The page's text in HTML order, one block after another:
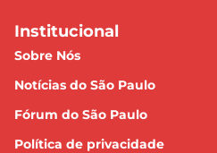
Institucional
Sobre Nós
Notícias do São Paulo
Fórum do São Paulo
Política de privacidade